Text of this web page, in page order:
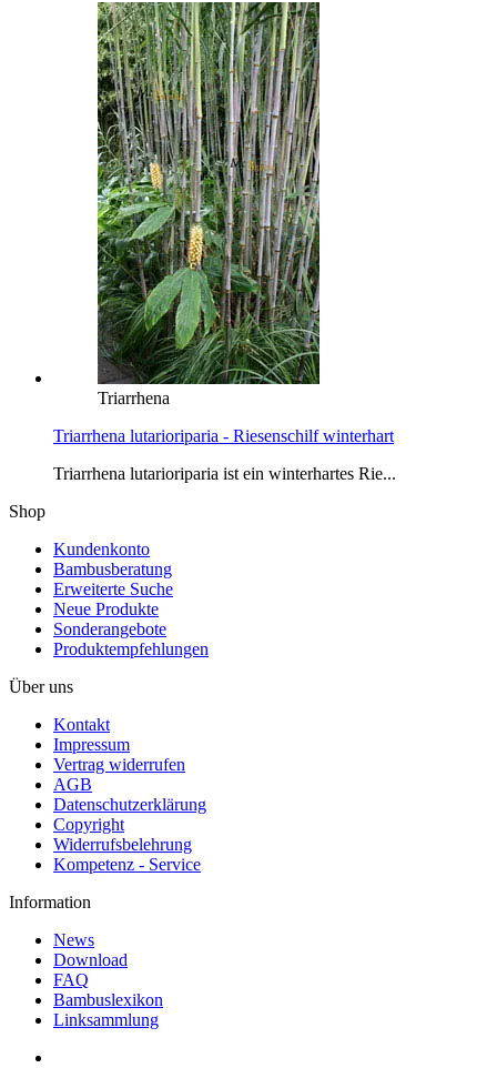
Triarrhena
Triarrhena lutarioriparia - Riesenschilf winterhart
Triarrhena lutarioriparia ist ein winterhartes Rie...
Shop
Kundenkonto
Bambusberatung
Erweiterte Suche
Neue Produkte
Sonderangebote
Produktempfehlungen
Über uns
Kontakt
Impressum
Vertrag widerrufen
AGB
Datenschutzerklärung
Copyright
Widerrufsbelehrung
Kompetenz - Service
Information
News
Download
FAQ
Bambuslexikon
Linksammlung